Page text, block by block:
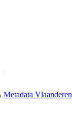
Metadata Vlaanderen